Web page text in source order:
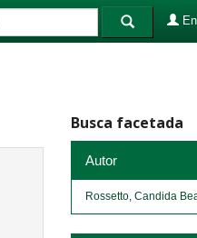
Busca facetada
Autor
Rossetto, Candida